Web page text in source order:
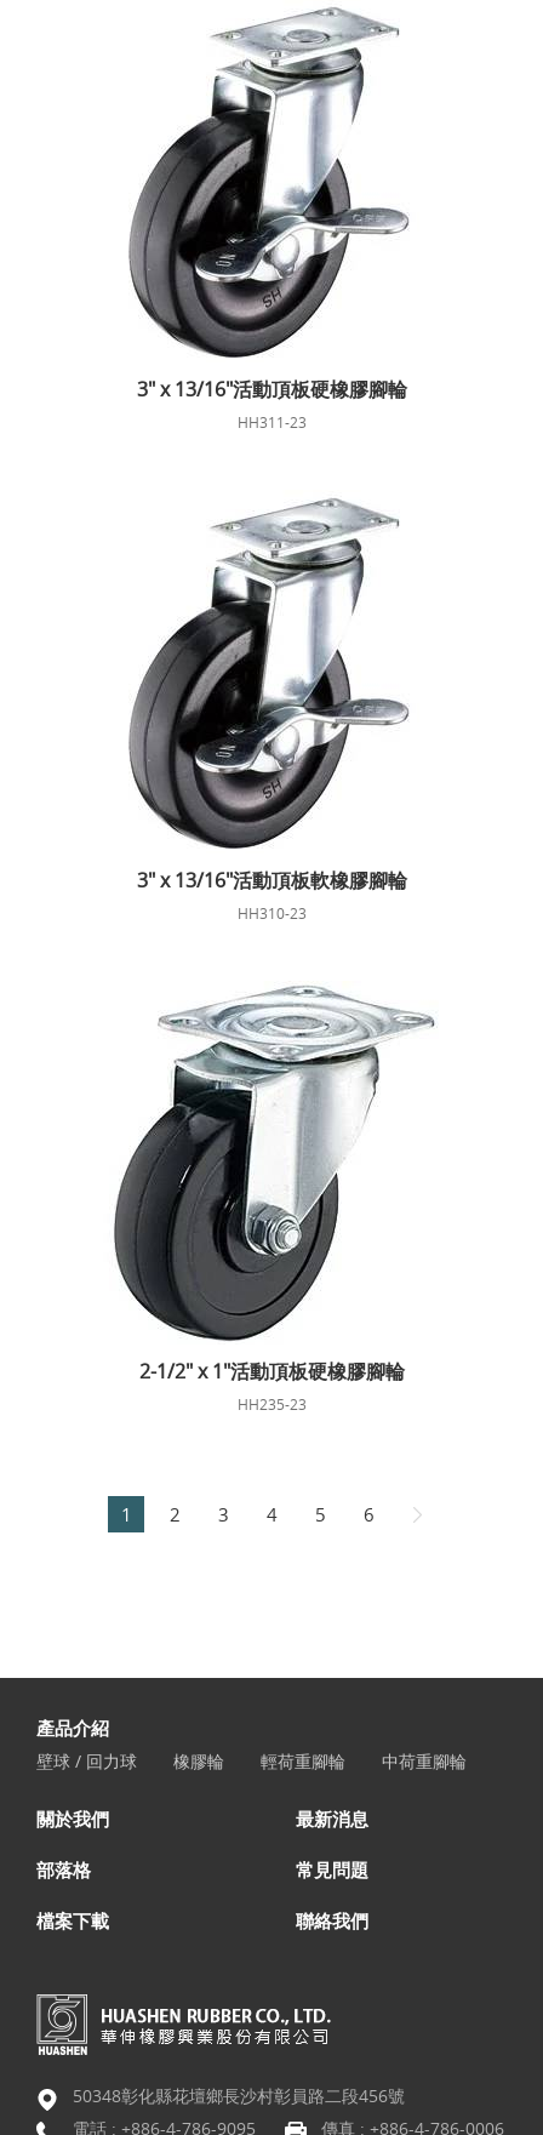
3" x 13/16"活動頂板硬橡膠腳輪
HH311-23
3" x 13/16"活動頂板軟橡膠腳輪
HH310-23
2-1/2" x 1"活動頂板硬橡膠腳輪
HH235-23
1 2 3 4 5 6
產品介紹
壁球 / 回力球 橡膠輪 輕荷重腳輪 中荷重腳輪
關於我們 最新消息
部落格 常見問題
檔案下載 聯絡我們
50348彰化縣花壇鄉長沙村彰員路二段456號
電話 : +886-4-786-9095 傳真 : +886-4-786-0006